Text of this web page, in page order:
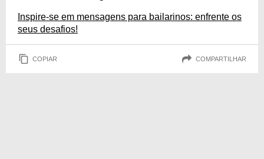
Inspire-se em mensagens para bailarinos: enfrente os
seus desafios!
COPIAR COMPARTILHAR